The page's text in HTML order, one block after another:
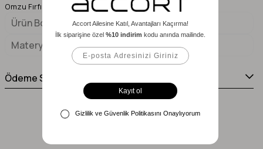
Omzu Fırfırlı Yırtmaçlı Saten Abiye - SAX
Ürün Boyu
165 cm
Materyal 1
%100 POLİESTER
Ödeme Seçenekleri